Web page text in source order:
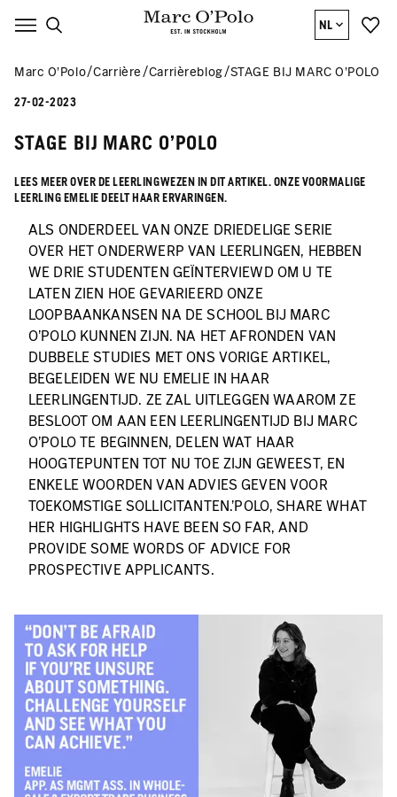
NL
Marc O’Polo Carrière Carrièreblog STAGE BIJ MARC O'POLO
27-02-2023
STAGE BIJ MARC O'POLO
LEES MEER OVER DE LEERLINGWEZEN IN DIT ARTIKEL. ONZE VOORMALIGE
LEERLING EMELIE DEELT HAAR ERVARINGEN.
ALS ONDERDEEL VAN ONZE DRIEDELIGE SERIE
OVER HET ONDERWERP VAN LEERLINGEN, HEBBEN
WE DRIE STUDENTEN GEÏNTERVIEWD OM U TE
LATEN ZIEN HOE GEVARIEERD ONZE
LOOPBAANKANSEN NA DE SCHOOL BIJ MARC
O'POLO KUNNEN ZIJN. NA HET AFRONDEN VAN
DUBBELE STUDIES MET ONS VORIGE ARTIKEL,
BEGELEIDEN WE NU EMELIE IN HAAR
LEERLINGENTIJD. ZE ZAL UITLEGGEN WAAROM ZE
BESLOOT OM AAN EEN LEERLINGENTIJD BIJ MARC
O'POLO TE BEGINNEN, DELEN WAT HAAR
HOOGTEPUNTEN TOT NU TOE ZIJN GEWEEST, EN
ENKELE WOORDEN VAN ADVIES GEVEN VOOR
TOEKOMSTIGE SOLLICITANTEN.’POLO, SHARE WHAT
HER HIGHLIGHTS HAVE BEEN SO FAR, AND
PROVIDE SOME WORDS OF ADVICE FOR
PROSPECTIVE APPLICANTS.